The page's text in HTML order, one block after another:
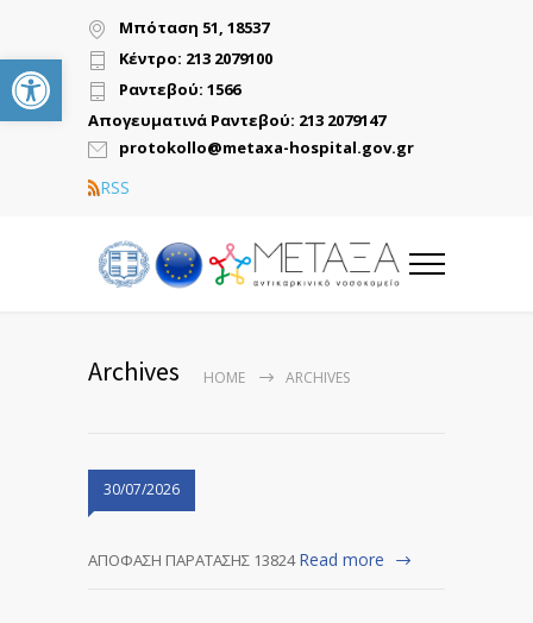
Ανοίξτε τη γραμμή εργαλείων
Μπόταση 51, 18537
Κέντρο: 213 2079100
Ραντεβού: 1566
Απογευματινά Ραντεβού: 213 2079147
protokollo@metaxa-hospital.gov.gr
RSS
Archives HOME ARCHIVES
30/07/2026
ΑΠΟΦΑΣΗ ΠΑΡΑΤΑΣΗΣ 13824 Read more